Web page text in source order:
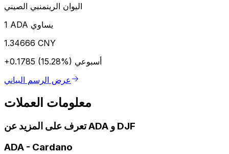
اليوان الرينمنبي الصيني
1 ADA يساوي
1.34666 CNY
+0.1785 (15.28%) أسبوعي
عرض الرسم البياني
معلومات العملات
تعرف على المزيد عن ADA و DJF
ADA - Cardano